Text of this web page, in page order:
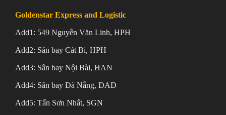
Goldenstar Express and Logistic
Add1: 549 Nguyễn Văn Linh, HPH
Add2: Sân bay Cát Bi, HPH
Add3: Sân bay Nội Bài, HAN
Add4: Sân bay Đà Nẵng, DAD
Add5: Tấn Sơn Nhất, SGN